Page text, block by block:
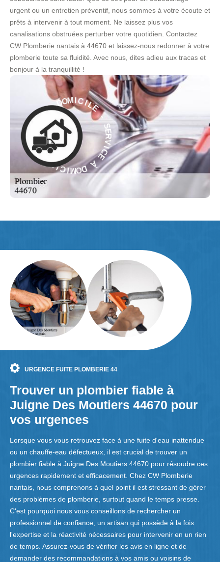
urgent ou un entretien préventif, nous sommes à votre écoute et
prêts à intervenir à tout moment. Ne laissez plus vos
canalisations obstruées perturber votre quotidien. Contactez
CW Plomberie nantais à 44670 et laissez-nous redonner à votre
plomberie toute sa fluidité. Avec nous, dites adieu aux tracas et
bonjour à la tranquillité !
S
E
R
V
I
C
E
D
OMICILE -
S
E
R
V
I
C
E
À
D
O
M
I
C
I
L
E
-
URGENCE FUITE PLOMBERIE 44
Trouver un plombier fiable à
Juigne Des Moutiers 44670 pour
vos urgences
Lorsque vous vous retrouvez face à une fuite d'eau inattendue
ou un chauffe-eau défectueux, il est crucial de trouver un
plombier fiable à Juigne Des Moutiers 44670 pour résoudre ces
urgences rapidement et efficacement. Chez CW Plomberie
nantais, nous comprenons à quel point il est stressant de gérer
des problèmes de plomberie, surtout quand le temps presse.
C'est pourquoi nous vous conseillons de rechercher un
professionnel de confiance, un artisan qui possède à la fois
l'expertise et la réactivité nécessaires pour intervenir en un rien
de temps. Assurez-vous de vérifier les avis en ligne et de
demander des recommandations à vos amis ou voisins de